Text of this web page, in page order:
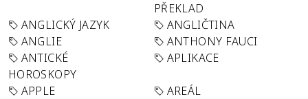
PŘEKLAD
ANGLICKÝ JAZYK
ANGLIČTINA
ANGLIE
ANTHONY FAUCI
ANTICKÉ
HOROSKOPY
APLIKACE
APPLE
AREÁL